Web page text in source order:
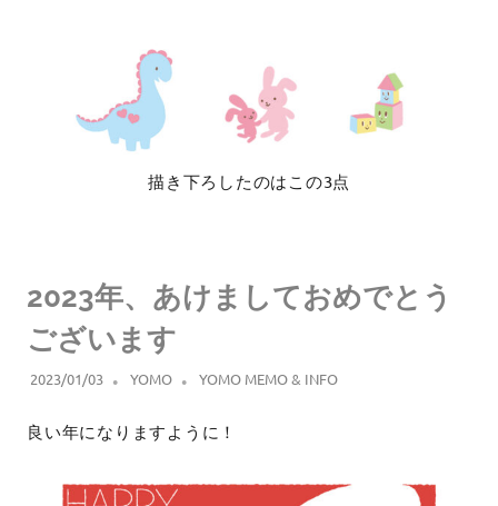
描き下ろしたのはこの3点
2023年、あけましておめでとう
ございます
2023/01/03 YOMO YOMO MEMO & INFO
良い年になりますように！